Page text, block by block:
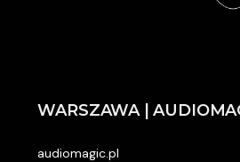
WARSZAWA |
audiomagic.pl